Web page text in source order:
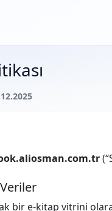
bir e-kitap vitrini